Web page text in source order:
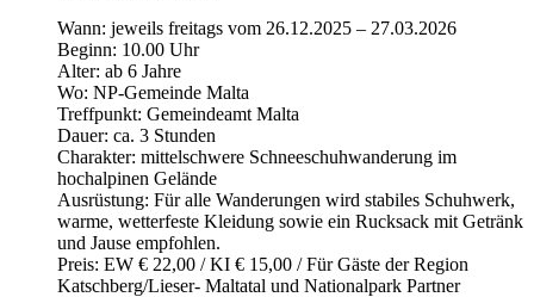
Wann: jeweils freitags vom 26.12.2025 – 27.03.2026
Beginn: 10.00 Uhr
Alter: ab 6 Jahre
Wo: NP-Gemeinde Malta
Treffpunkt: Gemeindeamt Malta
Dauer: ca. 3 Stunden
Charakter: mittelschwere Schneeschuhwanderung im
hochalpinen Gelände
Ausrüstung: Für alle Wanderungen wird stabiles Schuhwerk,
warme, wetterfeste Kleidung sowie ein Rucksack mit Getränk
und Jause empfohlen.
Preis: EW € 22,00 / KI € 15,00 / Für Gäste der Region
Katschberg/Lieser- Maltatal und Nationalpark Partner